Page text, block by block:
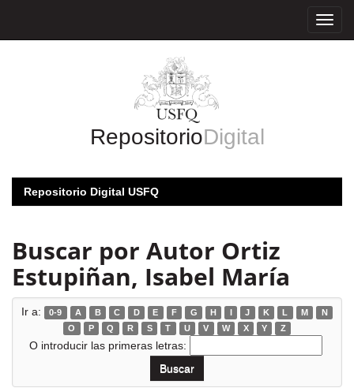
RepositorioDigital
Repositorio Digital USFQ
Buscar por Autor Ortiz
Estupiñan, Isabel María
Ir a: 0-9 A B C D E F G H I J K L M
N
O
P Q R S T U V W X Y Z
O introducir las primeras letras: